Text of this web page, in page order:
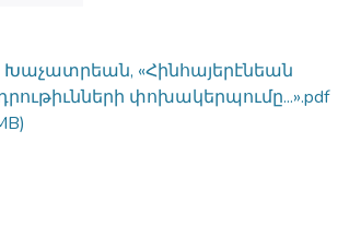
Խաչատրեան, «Հինհայերէնեան
փոխակերպումը...».pdf